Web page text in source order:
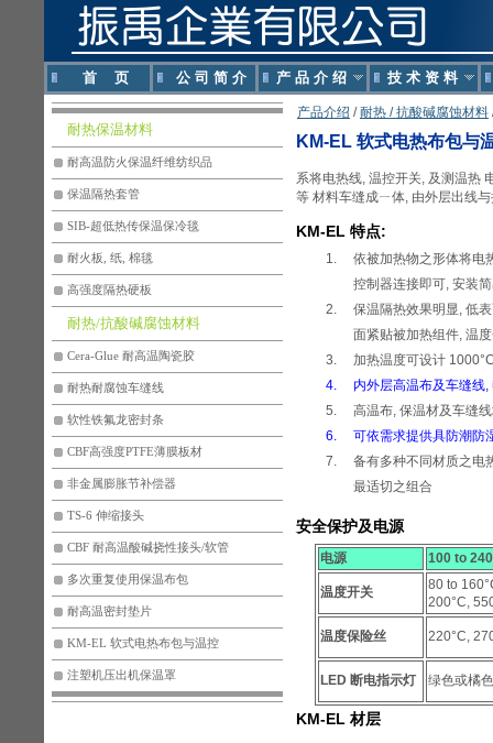
首 页 公 司 简 介 产 品 介 绍 技 术 资 料
耐热保温材料
耐高温防火保温纤维纺织品
保温隔热套管
SIB-超低热传保温保冷毯
耐火板, 纸, 棉毯
高强度隔热硬板
耐热/抗酸碱腐蚀材料
Cera-Glue 耐高温陶瓷胶
耐热耐腐蚀车缝线
软性铁氟龙密封条
CBF高强度PTFE薄膜板材
非金属膨胀节补偿器
TS-6 伸缩接头
CBF 耐高温酸碱挠性接头/软管
多次重复使用保温布包
耐高温密封垫片
KM-EL 软式电热布包与温控
注塑机压出机保温罩
产品介绍 /耐热 / 抗酸碱腐蚀材料
KM-EL 软式电热布包与
系将电热线, 温控开关, 及测温热
等 材料车缝成ㄧ体, 由外层出线
KM-EL 特点:
依被加热物之形体将电
控制器连接即可, 安装
保温隔热效果明显, 低
面紧贴被加热组件, 温
加热温度可设计
内外层高温布及车缝线
高温布, 保温材及车缝
可依需求提供具防潮防
备有多种不同材质之电
最适切之组合
安全保护及电源
电源 100 to
温度开关
80 to
200°C,
温度保险丝 220°C,
LED 断电指示灯 绿色或橘色
KM-EL 材层